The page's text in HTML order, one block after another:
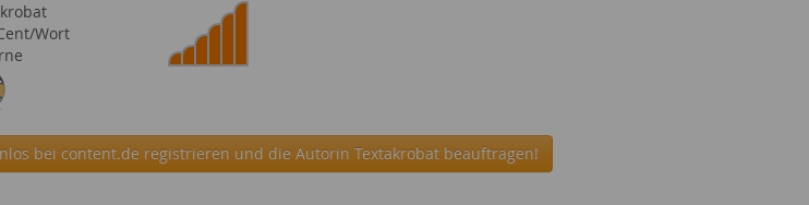
Wort
bei content.de registrieren und die Autorin Textakrobat beauftragen!